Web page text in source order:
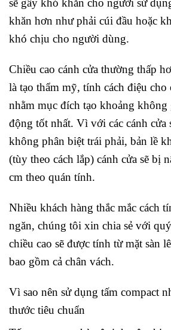
sẽ gây khó khăn cho người sử
khăn hơn như phải cúi đầu hoặc
khó chịu cho người dùng.
Chiều cao cánh cửa thường thấp
là tạo thẩm mỹ, tính cách điệu
nhằm mục đích tạo khoảng không
động tốt nhất. Vì với các cánh cửa
không phân biệt trái phải, bản lề
(tùy theo cách lắp) cánh cửa sẽ bị
cm theo quán tính.
Nhiều khách hàng thắc mắc cách
ngăn, chúng tôi xin chia sẻ với
chiều cao sẽ được tính từ mặt sàn
bao gồm cả chân vách.
Vì sao nên sử dụng tấm compact
thước tiêu chuẩn